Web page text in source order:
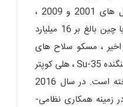
دو کشور بوده است. بین سال های 2001 و 2009 ،
ارزش همکاری نظامی روسیه با چین بالغ بر 16 میلیارد
، مسکو سلاح های
پیشرفته ای شامل هواپیمای جنگنده Su-35 ، هلی کوپتر
و موتور هواپیما به پکن فروخته است. در سال 2016
زمینه همکاری نظامی-